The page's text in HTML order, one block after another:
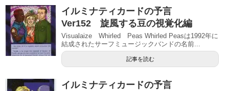
イルミナティカードの予言
Ver152 旋風する豆の視覚化編
Visualaize Whirled Peas Whirled Peasは1992年に
結成されたサーフミュージックバンドの名前...
記事を読む
イルミナティカードの予言